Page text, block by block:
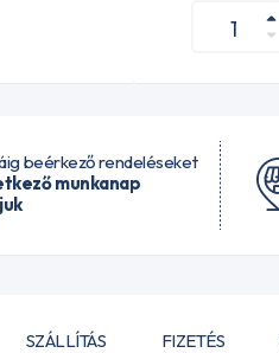
beérkező rendeléseket
munkanap
SZÁLLÍTÁS FIZETÉS